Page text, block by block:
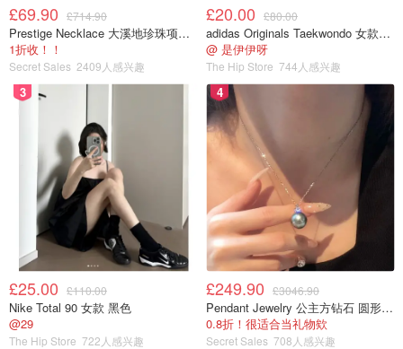
£69.90 £714.90
Prestige Necklace 大溪地珍珠项链 10-11mm
1折收！！
Secret Sales 2409人感兴趣
£20.00 £80.00
adidas Originals Taekwondo 女款黑色运动鞋
@ 是伊伊呀
The Hip Store 744人感兴趣
3
£25.00 £110.00
Nike Total 90 女款 黑色
@29
The Hip Store 722人感兴趣
4
£249.90 £3046.90
Pendant Jewelry 公主方钻石 圆形大溪地珍珠吊坠 11-12mm
0.8折！很适合当礼物欸
Secret Sales 708人感兴趣